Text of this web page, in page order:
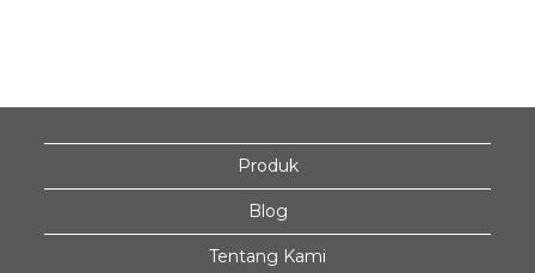
Produk
Blog
Tentang Kami